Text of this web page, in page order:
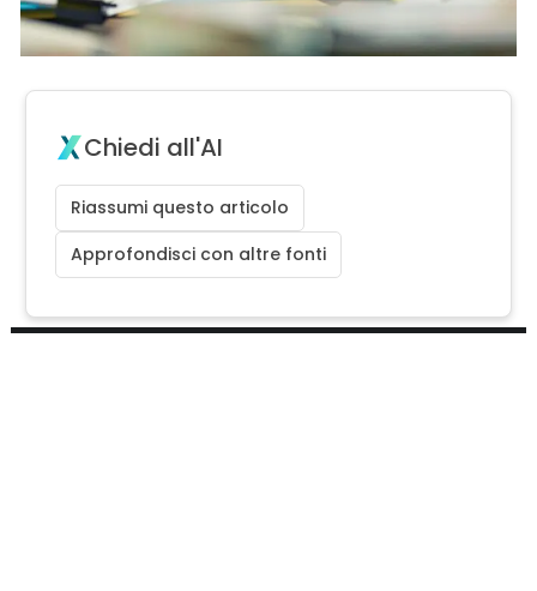
Chiedi all'AI
Riassumi questo articolo
Approfondisci con altre fonti